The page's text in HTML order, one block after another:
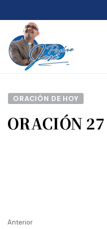
ORACIÓN DE HOY
ORACIÓN
Anterior